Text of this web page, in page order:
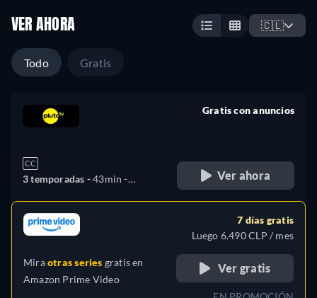
VER AHORA 🇨🇱
Todo Gratis
CC
3 temporadas -43min -
Gratis con anuncios
Ver ahora
Miraotras series gratis en
Amazon Prime Video
7 días gratis
Luego 6.490 CLP / mes
Ver gratis